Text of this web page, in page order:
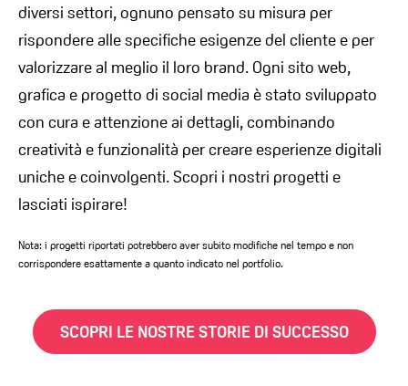
diversi settori, ognuno pensato su misura per
rispondere alle specifiche esigenze del cliente e per
valorizzare al meglio il loro brand. Ogni sito web,
grafica e progetto di social media è stato sviluppato
con cura e attenzione ai dettagli, combinando
creatività e funzionalità per creare esperienze digitali
uniche e coinvolgenti. Scopri i nostri progetti e
lasciati ispirare!
Nota: i progetti riportati potrebbero aver subito modifiche nel tempo e non
corrispondere esattamente a quanto indicato nel portfolio.
SCOPRI LE NOSTRE STORIE DI SUCCESSO